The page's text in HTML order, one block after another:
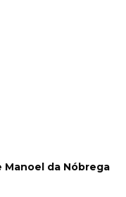
Manoel da Nóbrega